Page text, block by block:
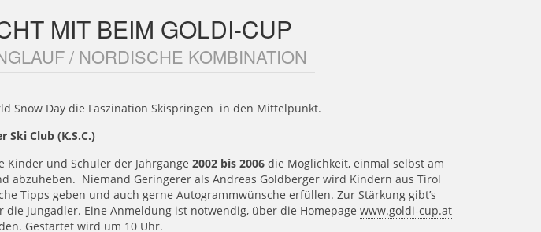
MIT BEIM GOLDI-CUP
/ NORDISCHE KOMBINATION
Snow Day die Faszination Skispringen in den Mittelpunkt.
Ski Club (K.S.C.)
Kinder und Schüler der Jahrgänge2002 bis 2006die Möglichkeit, einmal selbst am
abzuheben. Niemand Geringerer als Andreas Goldberger wird Kindern aus Tirol
Tipps geben und auch gerne Autogrammwünsche erfüllen. Zur Stärkung gibt’s
die Jungadler. Eine Anmeldung ist notwendig, über die Homepagewww.goldi-cup.at
Gestartet wird um 10 Uhr.